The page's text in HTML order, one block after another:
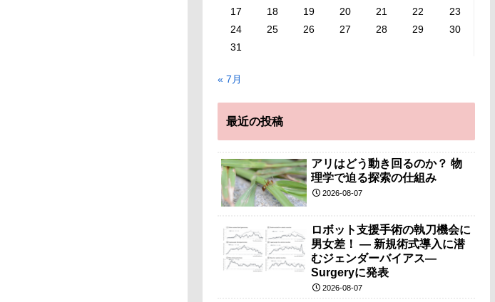
17
18 19 20 21 22
23
24
25 26 27 28 29
30
31
« 7月
最近の投稿
アリはどう動き回るのか？ 物
理学で迫る探索の仕組み
2026-08-07
ロボット支援手術の執刀機会に
男女差！ — 新規術式導入に潜
むジェンダーバイアス—
Surgeryに発表
2026-08-07